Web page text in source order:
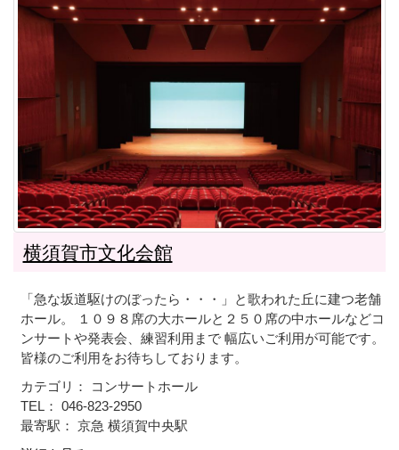
横須賀市文化会館
「急な坂道駆けのぼったら・・・」と歌われた丘に建つ老舗
ホール。 １０９８席の大ホールと２５０席の中ホールなどコ
ンサートや発表会、練習利用まで 幅広いご利用が可能です。
皆様のご利用をお待ちしております。
カテゴリ： コンサートホール
TEL： 046-823-2950
最寄駅： 京急 横須賀中央駅